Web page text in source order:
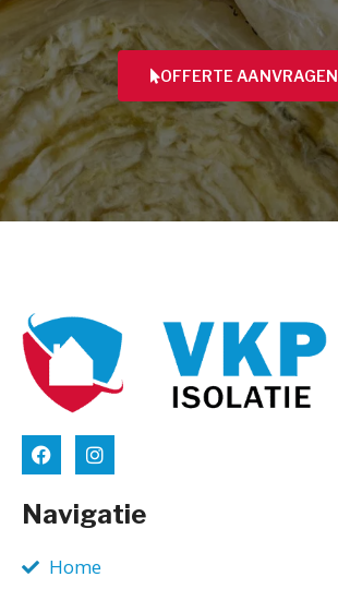
OFFERTE AANVRAGEN
Navigatie
Home